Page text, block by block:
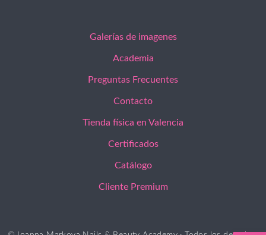
Galerías de imagenes
Academia
Preguntas Frecuentes
Contacto
Tienda física en Valencia
Certificados
Catálogo
Cliente Premium